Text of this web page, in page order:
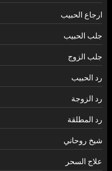
ارجاع الحبيب
جلب الحبيب
جلب الزوج
رد الحبيب
رد الزوجة
رد المطلقة
شيخ روحاني
علاج السحر